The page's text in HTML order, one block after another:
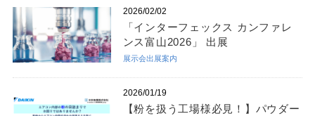
2026/02/02
「インターフェックス カンファレ
ンス富山2026」 出展
展示会出展案内
2026/01/19
【粉を扱う工場様必見！】パウダー